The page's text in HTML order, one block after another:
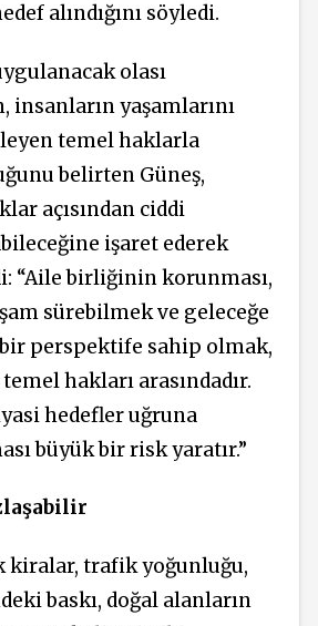
alındığını söyledi.
olası
insanların yaşamlarını
temel haklarla
belirten Güneş,
açısından ciddi
işaret ederek
“Aile birliğinin korunması,
sürebilmek ve geleceğe
perspektife sahip olmak,
hakları arasındadır.
hedefler uğruna
büyük bir risk yaratır.”
kiralar, trafik yoğunluğu,
baskı, doğal alanların